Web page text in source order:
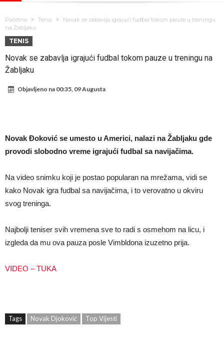
Atletika?!
Ovo se Novaku nikad nije dešavalo: Sinner i Alcaraz odustaju, a
Zverev se odmah “raspao”
Infantino imao ljubavnicu: Isplivale skandalozne informacije, dobila je
novac od UEFA
Mourinho uvodi strogu disciplinu u Real Madrid. Ovo su tri nova
Real Madrid odlučio: Endrick ide u Premier ligu!
Početna Tenis
Novak se zabavlja igrajući fudbal tokom pauze u treningu
na Žabljaku
TENIS
Novak se zabavlja igrajući fudbal tokom pauze u treningu na
Žabljaku
Objavljeno na 00:35, 09 Augusta
Novak Đoković se umesto u Americi, nalazi na Žabljaku gde
provodi slobodno vreme igrajući fudbal sa navijačima.
Na video snimku koji je postao popularan na mrežama, vidi se
kako Novak igra fudbal sa navijačima, i to verovatno u okviru
svog treninga.
Najbolji teniser svih vremena sve to radi s osmehom na licu, i
izgleda da mu ova pauza posle Vimbldona izuzetno prija.
VIDEO – TUKA
Tags Novak Djoković Top Vijesti